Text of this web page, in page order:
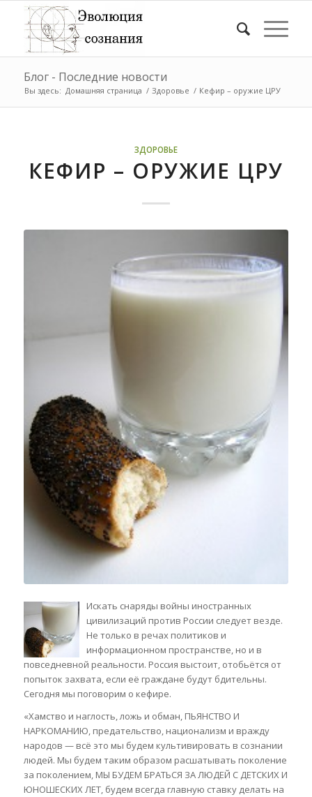
Блог - Последние новости
Вы здесь: Домашняя страница / Здоровье / Кефир – оружие ЦРУ
ЗДОРОВЬЕ
КЕФИР – ОРУЖИЕ ЦРУ
Искать снаряды войны иностранных
цивилизаций против России следует везде.
Не только в речах политиков и
информационном пространстве, но и в
повседневной реальности. Россия выстоит, отобьётся от
попыток захвата, если её граждане будут бдительны.
Сегодня мы поговорим о кефире.
«Хамство и наглость, ложь и обман, ПЬЯНСТВО И
НАРКОМАНИЮ, предательство, национализм и вражду
народов — всё это мы будем культивировать в сознании
людей. Мы будем таким образом расшатывать поколение
за поколением, МЫ БУДЕМ БРАТЬСЯ ЗА ЛЮДЕЙ С ДЕТСКИХ И
ЮНОШЕСКИХ ЛЕТ, будем всегда главную ставку делать на